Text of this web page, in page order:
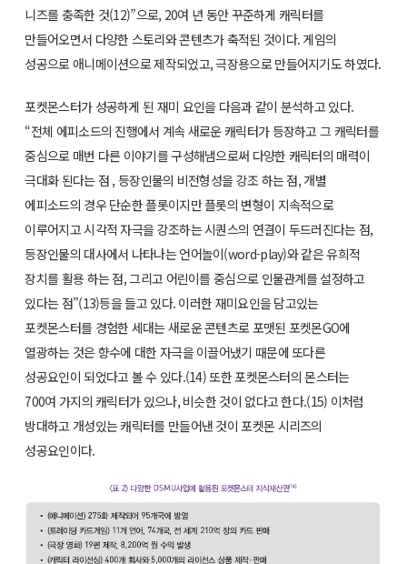
니즈를 충족한 것(12)”으로, 20여 년 동안 꾸준하게 캐릭터를
만들어오면서 다양한 스토리와 콘텐츠가 축적된 것이다. 게임의
성공으로 애니메이션으로 제작되었고, 극장용으로 만들어지기도 하였다.
포켓몬스터가 성공하게 된 재미 요인을 다음과 같이 분석하고 있다.
“전체 에피소드의 진행에서 계속 새로운 캐릭터가 등장하고 그 캐릭터를
중심으로 매번 다른 이야기를 구성해냄으로써 다양한 캐릭터의 매력이
극대화 된다는 점 , 등장인물의 비전형성을 강조 하는 점, 개별
에피소드의 경우 단순한 플롯이지만 플롯의 변형이 지속적으로
이루어지고 시각적 자극을 강조하는 시퀀스의 연결이 두드러진다는 점,
등장인물의 대사에서 나타나는 언어놀이(word-play)와 같은 유희적
장치를 활용 하는 점, 그리고 어린이를 중심으로 인물관계를 설정하고
있다는 점”(13)등을 들고 있다. 이러한 재미요인을 담고있는
포켓몬스터를 경험한 세대는 새로운 콘텐츠로 포맷된 포켓몬GO에
열광하는 것은 향수에 대한 자극을 이끌어냈기 때문에 또다른
성공요인이 되었다고 볼 수 있다.(14) 또한 포켓몬스터의 몬스터는
700여 가지의 캐릭터가 있으나, 비슷한 것이 없다고 한다.(15) 이처럼
방대하고 개성있는 캐릭터를 만들어낸 것이 포켓몬 시리즈의
성공요인이다.